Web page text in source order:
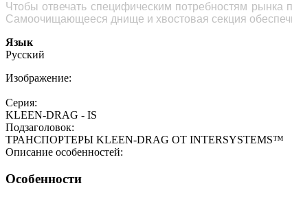
Чтобы отвечать специфическим потребностям рынка
Самоочищающееся днище и хвостовая секция
Язык
Русский
Изображение:
Серия:
KLEEN-DRAG - IS
Подзаголовок:
ТРАНСПОРТЕРЫ KLEEN-DRAG ОТ INTERSYSTEMS™
Описание особенностей:
Особенности